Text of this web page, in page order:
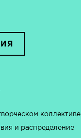
коллективе
и распределение